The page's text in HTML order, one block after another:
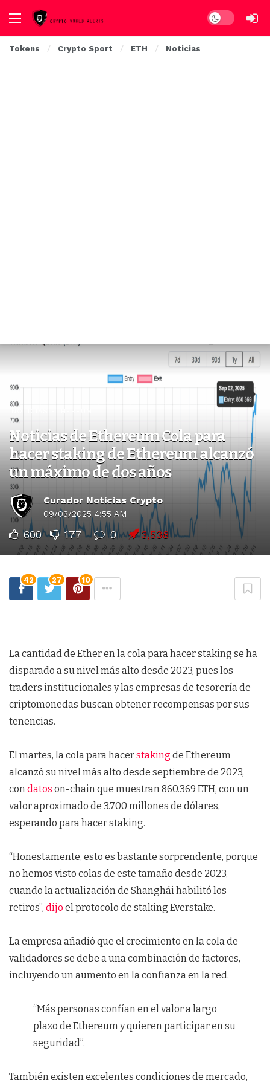
Dark mode
Tokens Crypto Sport ETH Noticias
Noticias de Ethereum Cola para
hacer staking de Ethereum alcanzó
un máximo de dos años
Curador Noticias Crypto
09/03/2025 4:55 AM
600 177 0 3,538
42 27 10
La cantidad de Ether en la cola para hacer staking se ha
disparado a su nivel más alto desde 2023, pues los
traders institucionales y las empresas de tesorería de
criptomonedas buscan obtener recompensas por sus
tenencias.
El martes, la cola para hacerstaking de Ethereum
alcanzó su nivel más alto desde septiembre de 2023,
condatos on-chain que muestran 860.369 ETH, con un
valor aproximado de 3.700 millones de dólares,
esperando para hacer staking.
“Honestamente, esto es bastante sorprendente, porque
no hemos visto colas de este tamaño desde 2023,
cuando la actualización de Shanghái habilitó los
retiros”, dijo el protocolo de staking Everstake.
La empresa añadió que el crecimiento en la cola de
validadores se debe a una combinación de factores,
incluyendo un aumento en la confianza en la red.
“Más personas confían en el valor a largo
plazo de Ethereum y quieren participar en su
seguridad”.
También existen excelentes condiciones de mercado,